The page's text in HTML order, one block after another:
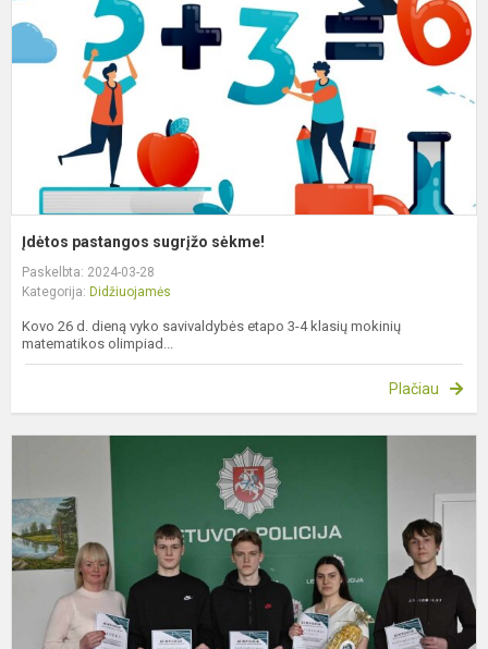
Įdėtos pastangos sugrįžo sėkme!
Paskelbta: 2024-03-28
Kategorija: Didžiuojamės
Kovo 26 d. dieną vyko savivaldybės etapo 3-4 klasių mokinių
matematikos olimpiad...
Plačiau